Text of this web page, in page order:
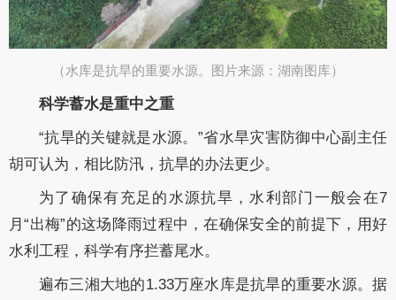
（水库是抗旱的重要水源。图片来源：湖南图库）
科学蓄水是重中之重
“抗旱的关键就是水源。”省水旱灾害防御中心副主任
胡可认为，相比防汛，抗旱的办法更少。
为了确保有充足的水源抗旱，水利部门一般会在7
月“出梅”的这场降雨过程中，在确保安全的前提下，用好
水利工程，科学有序拦蓄尾水。
遍布三湘大地的1.33万座水库是抗旱的重要水源。据